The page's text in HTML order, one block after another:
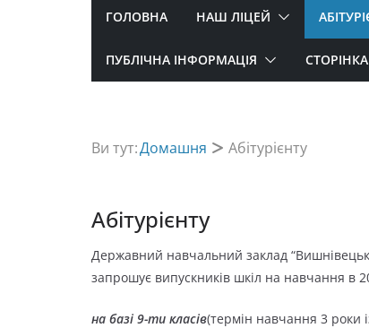
ГОЛОВНА НАШ ЛІЦЕЙ
ПУБЛІЧНА ІНФОРМАЦІЯ
Ви тут:Домашня Абітурієнту
Абітурієнту
Державний навчальний заклад
запрошує випускників шкіл на навчання в
на базі 9-ти класів(термін навчання 3 роки